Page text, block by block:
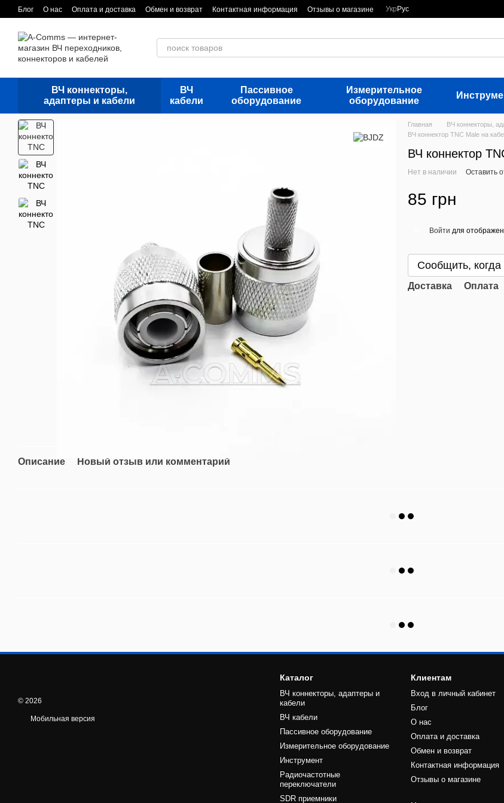
Перейти к основному контенту
Блог О нас Оплата и доставка Обмен и возврат Контактная информация Отзывы о магазине Укр Рус
ВЧ коннекторы,
адаптеры и кабели
ВЧ
кабели
Пассивное
оборудование
Измерительное
оборудование
Описание Новый отзыв или комментарий
Главная ВЧ коннекторы,
ВЧ коннектор TNC Male на
ВЧ коннектор
Нет в наличии Оставить
85 грн
Войти для
Сообщить, когда
Доставка Оплата
© 2026
Мобильная версия
Каталог
ВЧ коннекторы, адаптеры и
кабели
ВЧ кабели
Пассивное оборудование
Измерительное оборудование
Инструмент
Радиочастотные
переключатели
SDR приемники
Клиентам
Вход в личный кабинет
Блог
О нас
Оплата и доставка
Обмен и возврат
Контактная информация
Отзывы о магазине